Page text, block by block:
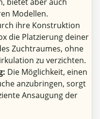
Modellen.
ihre Konstruktion
die Platzierung deiner
Zuchtraumes, ohne
zu verzichten.
Die Möglichkeit, einen
anzubringen, sorgt
Ansaugung der